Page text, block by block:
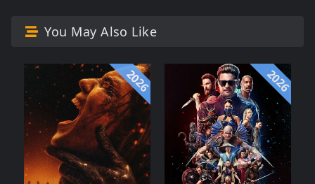
You May Also Like
2026 2026